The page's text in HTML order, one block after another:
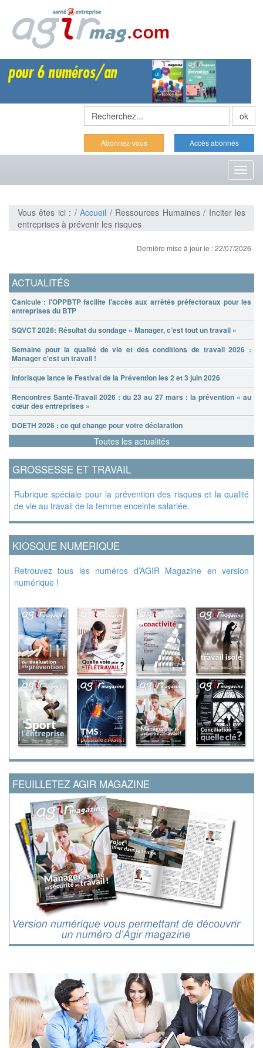
Abonnez-vous Accès abonnés
Vous êtes ici : /Accueil / Ressources Humaines / Inciter les
entreprises à prévenir les risques
Dernière mise à jour le : 22/07/2026
ACTUALITÉS
Canicule : l'OPPBTP facilite l'accès aux arrêtés préfectoraux pour les
entreprises du BTP
SQVCT 2026: Résultat du sondage « Manager, c’est tout un travail »
Semaine pour la qualité de vie et des conditions de travail 2026 :
Manager c'est un travail !
Inforisque lance le Festival de la Prévention les 2 et 3 juin 2026
Rencontres Santé-Travail 2026 : du 23 au 27 mars : la prévention « au
cœur des entreprises »
DOETH 2026 : ce qui change pour votre déclaration
Toutes les actualités
GROSSESSE ET TRAVAIL
Rubrique spéciale pour la prévention des risques et la qualité
de vie au travail de la femme enceinte salariée.
KIOSQUE NUMERIQUE
Retrouvez tous les numéros d’AGIR Magazine en version
numérique !
FEUILLETEZ AGIR MAGAZINE